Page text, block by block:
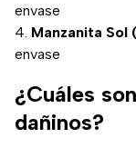
envase
Manzanita Sol
envase
¿Cuáles
dañinos?